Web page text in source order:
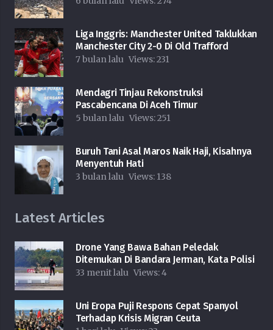
Liga Inggris: Manchester United Taklukkan
Manchester City 2-0 Di Old Trafford
7 bulan lalu Views:231
Mendagri Tinjau Rekonstruksi
Pascabencana Di Aceh Timur
5 bulan lalu Views:251
Buruh Tani Asal Maros Naik Haji, Kisahnya
Menyentuh Hati
3 bulan lalu Views: 138
Latest Articles
Drone Yang Bawa Bahan Peledak
Ditemukan Di Bandara Jerman, Kata Polisi
33 menit lalu Views:4
Uni Eropa Puji Respons Cepat Spanyol
Terhadap Krisis Migran Ceuta